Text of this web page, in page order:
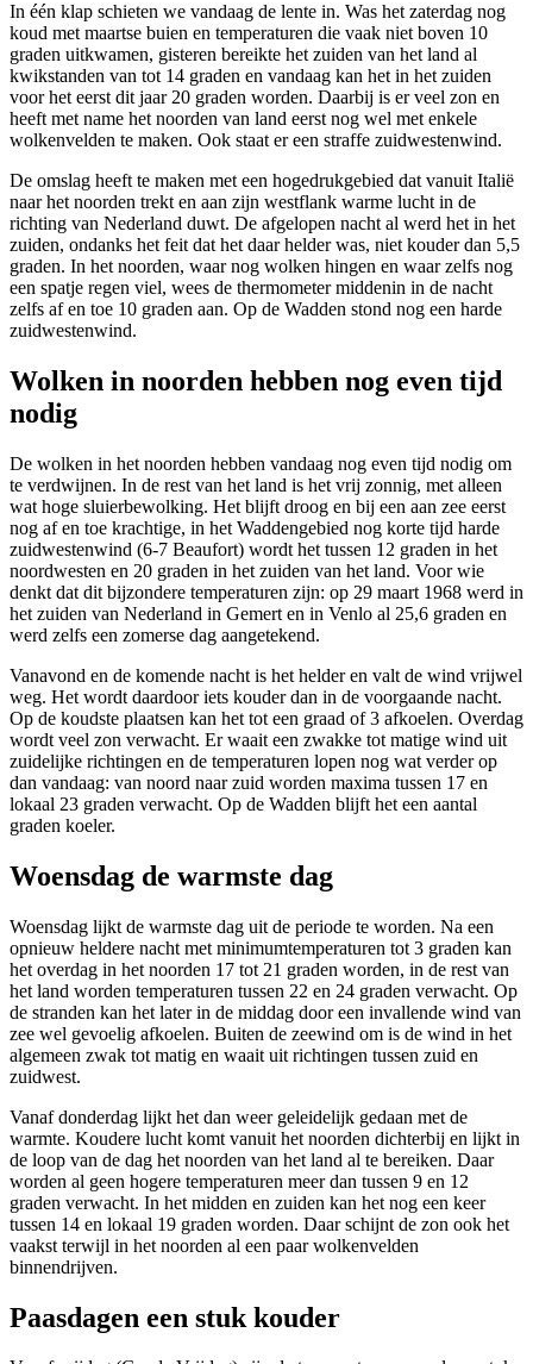
In één klap schieten we vandaag de lente in. Was het zaterdag nog
koud met maartse buien en temperaturen die vaak niet boven 10
graden uitkwamen, gisteren bereikte het zuiden van het land al
kwikstanden van tot 14 graden en vandaag kan het in het zuiden
voor het eerst dit jaar 20 graden worden. Daarbij is er veel zon en
heeft met name het noorden van land eerst nog wel met enkele
wolkenvelden te maken. Ook staat er een straffe zuidwestenwind.
De omslag heeft te maken met een hogedrukgebied dat vanuit Italië
naar het noorden trekt en aan zijn westflank warme lucht in de
richting van Nederland duwt. De afgelopen nacht al werd het in het
zuiden, ondanks het feit dat het daar helder was, niet kouder dan 5,5
graden. In het noorden, waar nog wolken hingen en waar zelfs nog
een spatje regen viel, wees de thermometer middenin in de nacht
zelfs af en toe 10 graden aan. Op de Wadden stond nog een harde
zuidwestenwind.
Wolken in noorden hebben nog even tijd
nodig
De wolken in het noorden hebben vandaag nog even tijd nodig om
te verdwijnen. In de rest van het land is het vrij zonnig, met alleen
wat hoge sluierbewolking. Het blijft droog en bij een aan zee eerst
nog af en toe krachtige, in het Waddengebied nog korte tijd harde
zuidwestenwind (6-7 Beaufort) wordt het tussen 12 graden in het
noordwesten en 20 graden in het zuiden van het land. Voor wie
denkt dat dit bijzondere temperaturen zijn: op 29 maart 1968 werd in
het zuiden van Nederland in Gemert en in Venlo al 25,6 graden en
werd zelfs een zomerse dag aangetekend.
Vanavond en de komende nacht is het helder en valt de wind vrijwel
weg. Het wordt daardoor iets kouder dan in de voorgaande nacht.
Op de koudste plaatsen kan het tot een graad of 3 afkoelen. Overdag
wordt veel zon verwacht. Er waait een zwakke tot matige wind uit
zuidelijke richtingen en de temperaturen lopen nog wat verder op
dan vandaag: van noord naar zuid worden maxima tussen 17 en
lokaal 23 graden verwacht. Op de Wadden blijft het een aantal
graden koeler.
Woensdag de warmste dag
Woensdag lijkt de warmste dag uit de periode te worden. Na een
opnieuw heldere nacht met minimumtemperaturen tot 3 graden kan
het overdag in het noorden 17 tot 21 graden worden, in de rest van
het land worden temperaturen tussen 22 en 24 graden verwacht. Op
de stranden kan het later in de middag door een invallende wind van
zee wel gevoelig afkoelen. Buiten de zeewind om is de wind in het
algemeen zwak tot matig en waait uit richtingen tussen zuid en
zuidwest.
Vanaf donderdag lijkt het dan weer geleidelijk gedaan met de
warmte. Koudere lucht komt vanuit het noorden dichterbij en lijkt in
de loop van de dag het noorden van het land al te bereiken. Daar
worden al geen hogere temperaturen meer dan tussen 9 en 12
graden verwacht. In het midden en zuiden kan het nog een keer
tussen 14 en lokaal 19 graden worden. Daar schijnt de zon ook het
vaakst terwijl in het noorden al een paar wolkenvelden
binnendrijven.
Paasdagen een stuk kouder